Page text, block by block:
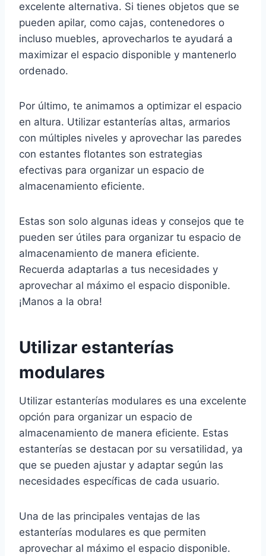
excelente alternativa. Si tienes objetos que se
pueden apilar, como cajas, contenedores o
incluso muebles, aprovecharlos te ayudará a
maximizar el espacio disponible y mantenerlo
ordenado.
Por último, te animamos a optimizar el espacio
en altura. Utilizar estanterías altas, armarios
con múltiples niveles y aprovechar las paredes
con estantes flotantes son estrategias
efectivas para organizar un espacio de
almacenamiento eficiente.
Estas son solo algunas ideas y consejos que te
pueden ser útiles para organizar tu espacio de
almacenamiento de manera eficiente.
Recuerda adaptarlas a tus necesidades y
aprovechar al máximo el espacio disponible.
¡Manos a la obra!
Utilizar estanterías
modulares
Utilizar estanterías modulares es una excelente
opción para organizar un espacio de
almacenamiento de manera eficiente. Estas
estanterías se destacan por su versatilidad, ya
que se pueden ajustar y adaptar según las
necesidades específicas de cada usuario.
Una de las principales ventajas de las
estanterías modulares es que permiten
aprovechar al máximo el espacio disponible.